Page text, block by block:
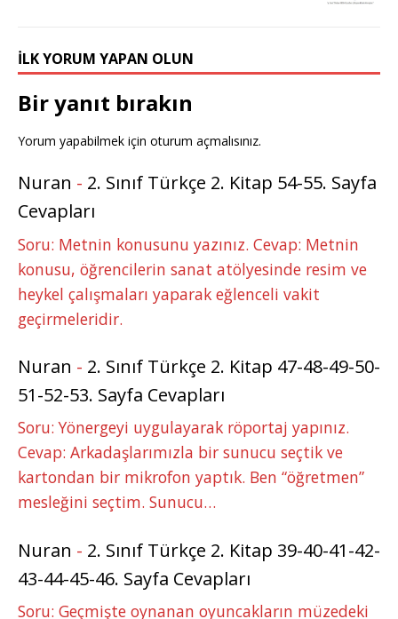
İLK YORUM YAPAN OLUN
Bir yanıt bırakın
Yorum yapabilmek için oturum açmalısınız.
Nuran - 2. Sınıf Türkçe 2. Kitap 54-55. Sayfa
Cevapları
Soru: Metnin konusunu yazınız. Cevap: Metnin
konusu, öğrencilerin sanat atölyesinde resim ve
heykel çalışmaları yaparak eğlenceli vakit
geçirmeleridir.
Nuran - 2. Sınıf Türkçe 2. Kitap 47-48-49-50-
51-52-53. Sayfa Cevapları
Soru: Yönergeyi uygulayarak röportaj yapınız.
Cevap: Arkadaşlarımızla bir sunucu seçtik ve
kartondan bir mikrofon yaptık. Ben “öğretmen”
mesleğini seçtim. Sunucu…
Nuran - 2. Sınıf Türkçe 2. Kitap 39-40-41-42-
43-44-45-46. Sayfa Cevapları
Soru: Geçmişte oynanan oyuncakların müzedeki